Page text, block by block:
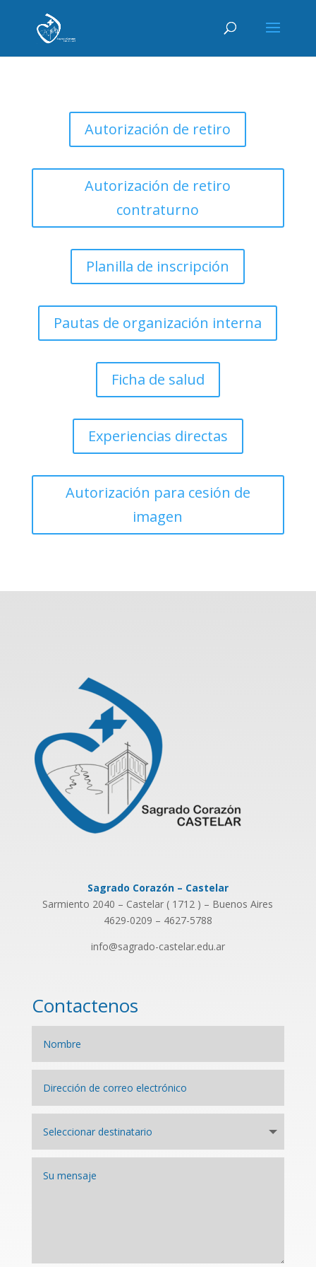
Autorización de retiro
Autorización de retiro
contraturno
Planilla de inscripción
Pautas de organización interna
Ficha de salud
Experiencias directas
Autorización para cesión de
imagen
Sagrado Corazón – Castelar
Sarmiento 2040 – Castelar ( 1712 ) – Buenos Aires
4629-0209 – 4627-5788
info@sagrado-castelar.edu.ar
Contactenos